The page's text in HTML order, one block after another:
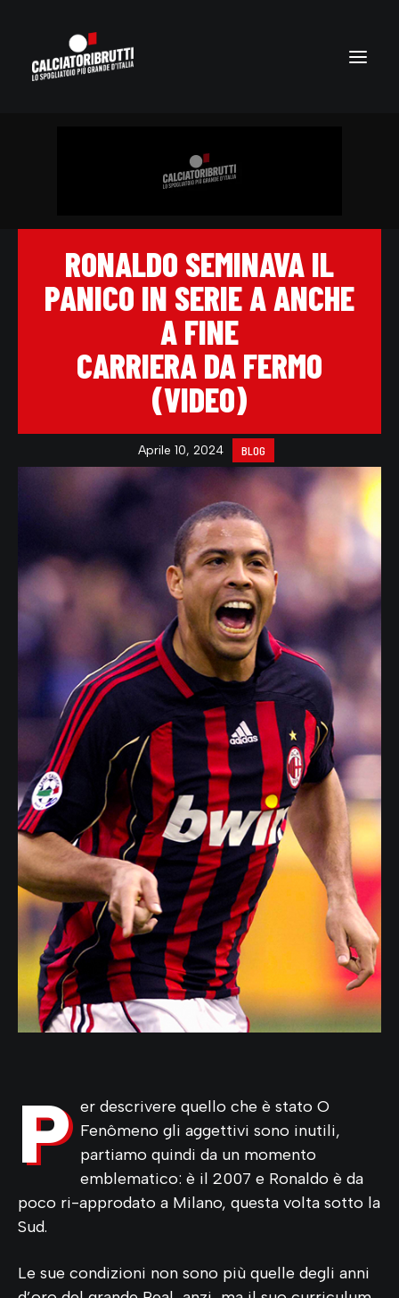
RONALDO SEMINAVA IL
PANICO IN SERIE A ANCHE
A FINE
CARRIERA DA FERMO
(VIDEO)
Aprile 10, 2024 BLOG
P er descrivere quello che è stato O
Fenômeno gli aggettivi sono inutili,
partiamo quindi da un momento
emblematico: è il 2007 e Ronaldo è da
poco ri-approdato a Milano, questa volta sotto la
Sud.
Le sue condizioni non sono più quelle degli anni